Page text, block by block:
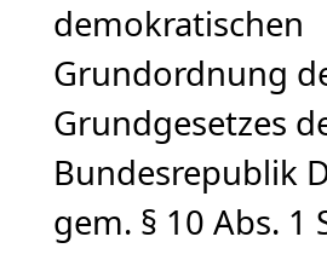
demokratischen
Grundordnung
Grundgesetzes
Bundesrepublik
gem. § 10 Abs. 1